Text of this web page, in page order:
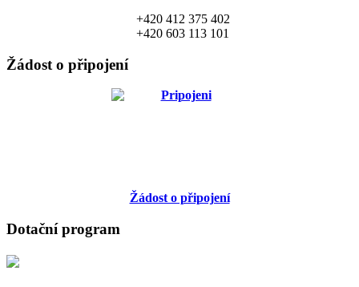
+420 412 375 402
+420 603 113 101
Žádost o připojení
Žádost o připojení
Dotační program